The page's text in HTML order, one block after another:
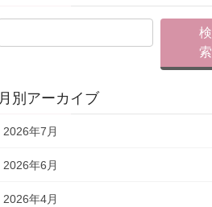
月別アーカイブ
2026年7月
2026年6月
2026年4月